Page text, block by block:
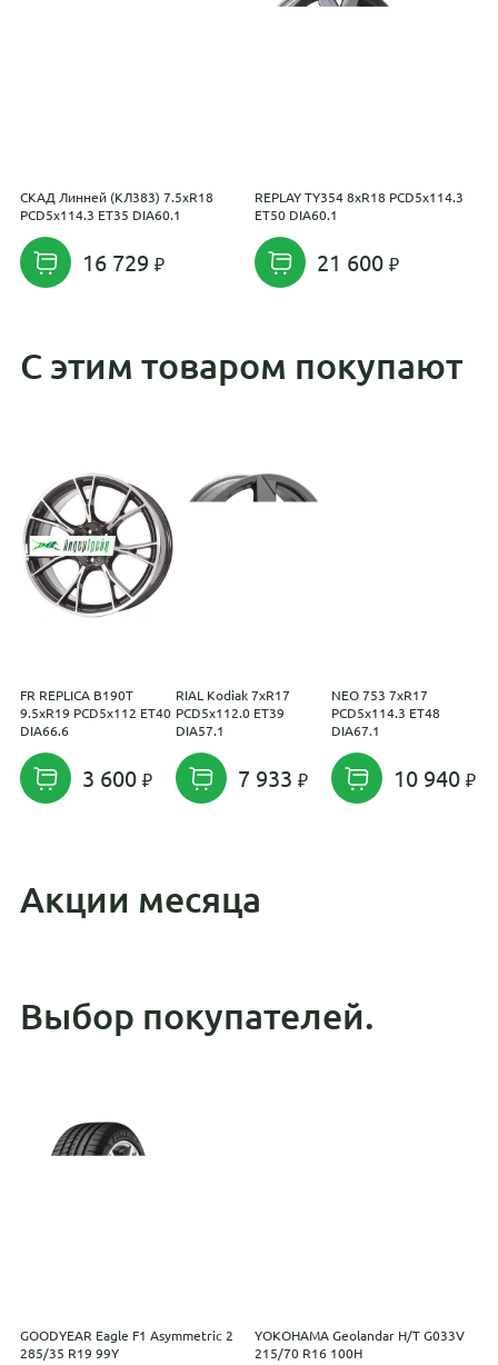
СКАД Линней (КЛ383) 7.5xR18
PCD5x114.3 ET35 DIA60.1
16 729
REPLAY TY354 8xR18 PCD5x114.3
ET50 DIA60.1
21 600
С этим товаром покупают
FR REPLICA B190T
9.5xR19 PCD5x112 ET40
DIA66.6
3 600
RIAL Kodiak 7xR17
PCD5x112.0 ET39
DIA57.1
7 933
NEO 753 7xR17
PCD5x114.3 ET48
DIA67.1
10 940
Акции месяца
Выбор покупателей.
GOODYEAR Eagle F1 Asymmetric 2
285/35 R19 99Y
YOKOHAMA Geolandar H/T G033V
215/70 R16 100H